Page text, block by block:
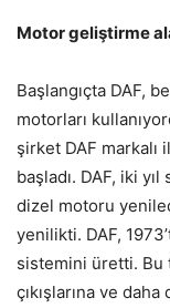
Motor geliştirme
Başlangıçta DAF,
motorları
şirket DAF markalı
başladı. DAF, iki
dizel motoru
yenilikti. DAF,
sistemini üretti. Bu
çıkışlarına ve